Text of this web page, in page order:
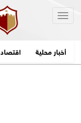
أخبار محلية اقتصاد